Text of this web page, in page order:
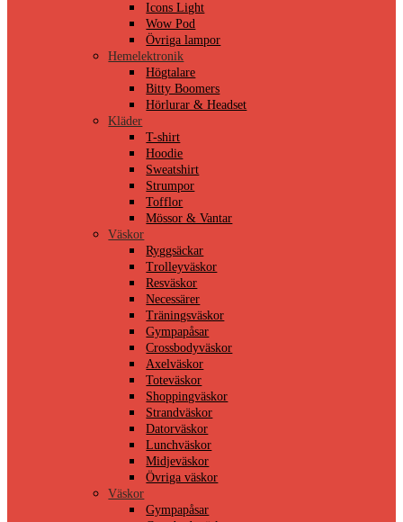
Icons Light
Wow Pod
Övriga lampor
Hemelektronik
Högtalare
Bitty Boomers
Hörlurar & Headset
Kläder
T-shirt
Hoodie
Sweatshirt
Strumpor
Tofflor
Mössor & Vantar
Väskor
Ryggsäckar
Trolleyväskor
Resväskor
Necessärer
Träningsväskor
Gympapåsar
Crossbodyväskor
Axelväskor
Toteväskor
Shoppingväskor
Strandväskor
Datorväskor
Lunchväskor
Midjeväskor
Övriga väskor
Väskor
Gympapåsar